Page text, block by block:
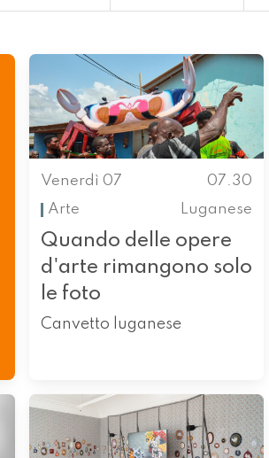
Venerdì 07
07.30
Arte
Luganese
Quando delle opere
d'arte rimangono solo
le foto
Canvetto luganese